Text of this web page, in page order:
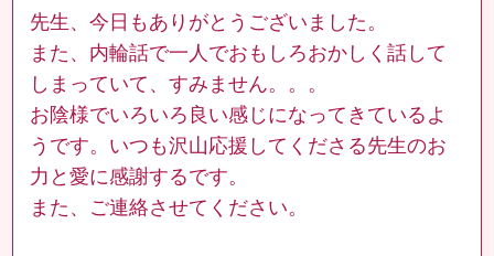
先生、今日もありがとうございました。
また、内輪話で一人でおもしろおかしく話して
しまっていて、すみません。。。
お陰様でいろいろ良い感じになってきているよ
うです。いつも沢山応援してくださる先生のお
力と愛に感謝するです。
また、ご連絡させてください。